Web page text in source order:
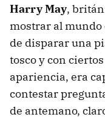
Harry May,
mostrar al mundo
de disparar una
tosco y con
apariencia, era
contestar
de antemano,